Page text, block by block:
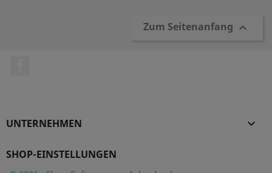
Zum Seitenanfang 
UNTERNEHMEN 
SHOP-EINSTELLUNGEN